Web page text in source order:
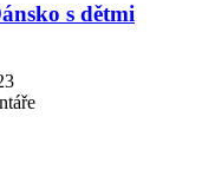
s dětmi